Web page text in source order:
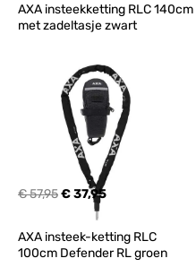
AXA insteekketting RLC 140cm
met zadeltasje zwart
€ 57,95€ 37,95
AXA insteek-ketting RLC
100cm Defender RL groen